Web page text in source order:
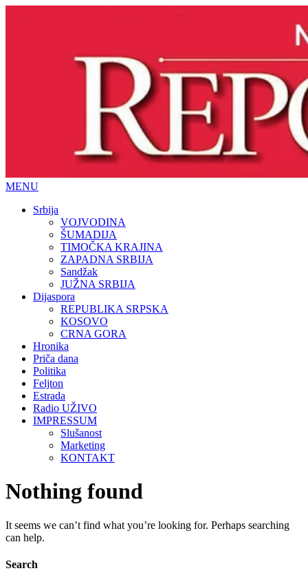
MENU
Srbija
VOJVODINA
ŠUMADIJA
TIMOČKA KRAJINA
ZAPADNA SRBIJA
Sandžak
JUŽNA SRBIJA
Dijaspora
REPUBLIKA SRPSKA
KOSOVO
CRNA GORA
Hronika
Priča dana
Politika
Feljton
Estrada
Radio UŽIVO
IMPRESSUM
Slušanost
Marketing
KONTAKT
Nothing found
It seems we can’t find what you’re looking for. Perhaps searching
can help.
Search